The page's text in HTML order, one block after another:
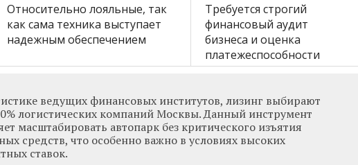
Относительно лояльные, так
как сама техника выступает
надежным обеспечением
Требуется строгий
финансовый аудит
бизнеса и оценка
платежеспособности
ведущих финансовых институтов, лизинг выбирают
логистических компаний Москвы. Данный инструмент
масштабировать автопарк без критического изъятия
средств, что особенно важно в условиях высоких
ставок.